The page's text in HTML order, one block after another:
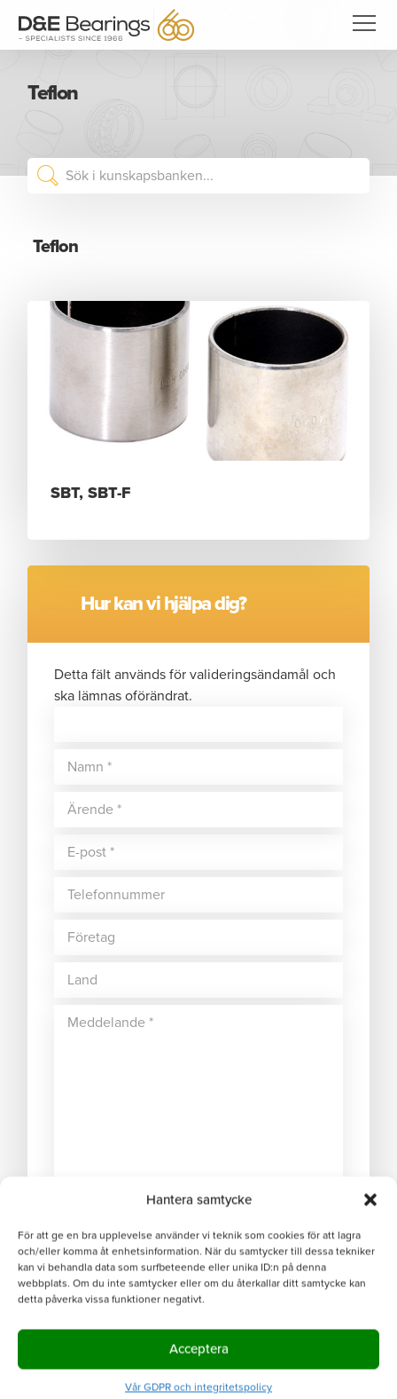
Hantera samtycke
För att ge en bra upplevelse använder vi teknik som cookies för att lagra
och/eller komma åt enhetsinformation. När du samtycker till dessa tekniker
kan vi behandla data som surfbeteende eller unika ID:n på denna
webbplats. Om du inte samtycker eller om du återkallar ditt samtycke kan
detta påverka vissa funktioner negativt.
Acceptera
Vår GDPR och integritetspolicy
Teflon
Teflon
SBT, SBT-F
Hur kan vi hjälpa dig?
Detta fält används för valideringsändamål och
ska lämnas oförändrat.
En hanteringskostnad på 500 SEK kommer
debiteras om ordervärdet understiger 1000
SEK.